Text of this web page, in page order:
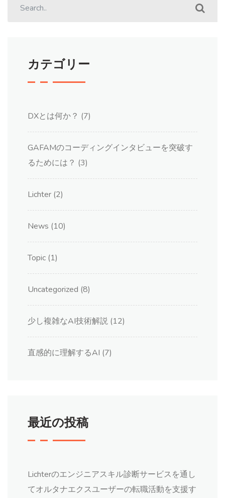
カテゴリー
DXとは何か？ (7)
GAFAMのコーディングインタビューを突破す
るためには？ (3)
Lichter (2)
News (10)
Topic (1)
Uncategorized (8)
少し複雑なAI技術解説 (12)
直感的に理解するAI (7)
最近の投稿
Lichterのエンジニアスキル診断サービスを通し
てオルタナエクスユーザーの転職活動を支援す